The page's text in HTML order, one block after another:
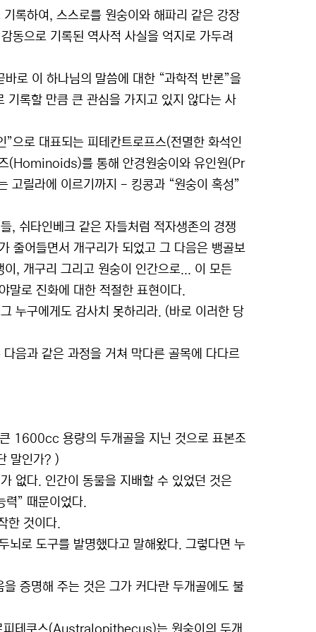
록하여, 스스로를 원숭이와 해파리 같은 강장
동으로 기록된 역사적 사실을 억지로 가두려
로 이 하나님의 말씀에 대한 “과학적 반론”을
기록할 만큼 큰 관심을 가지고 있지 않다는 사
으로 대표되는 피테칸트로프스(전멸한 화석인
(Hominoids)를 통해 안경원숭이와 유인원(Pr
릴라에 이르기까지 - 킹콩과 “원숭이 혹성”
, 쉬타인베크 같은 자들처럼 적자생존의 경쟁
줄어들면서 개구리가 되었고 그 다음은 뱅골보
, 개구리 그리고 원숭이 인간으로... 이 모든
말로 진화에 대한 적절한 표현이다.
누구에게도 감사치 못하리라. (바로 이러한 당
음과 같은 과정을 거쳐 막다른 골목에 다다르
1600cc 용량의 두개골을 지닌 것으로 표본조
말인가? )
없다. 인간이 동물을 지배할 수 있었던 것은
력” 때문이었다.
한 것이다.
로 도구를 발명했다고 말해왔다. 그렇다면 누
증명해 주는 것은 그가 커다란 두개골에도 불
피테쿠스(Australopithecus)는 원숭이의 두개